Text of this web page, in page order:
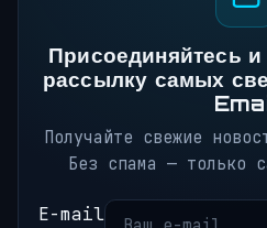
Присоединяйтесь
рассылку самых
Получайте свежие
Без спама — только
E-mail